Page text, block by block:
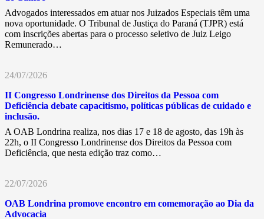
Advogados interessados em atuar nos Juizados Especiais têm uma
nova oportunidade. O Tribunal de Justiça do Paraná (TJPR) está
com inscrições abertas para o processo seletivo de Juiz Leigo
Remunerado…
24/07/2026
II Congresso Londrinense dos Direitos da Pessoa com
Deficiência debate capacitismo, políticas públicas de cuidado e
inclusão.
A OAB Londrina realiza, nos dias 17 e 18 de agosto, das 19h às
22h, o II Congresso Londrinense dos Direitos da Pessoa com
Deficiência, que nesta edição traz como…
22/07/2026
OAB Londrina promove encontro em comemoração ao Dia da
Advocacia